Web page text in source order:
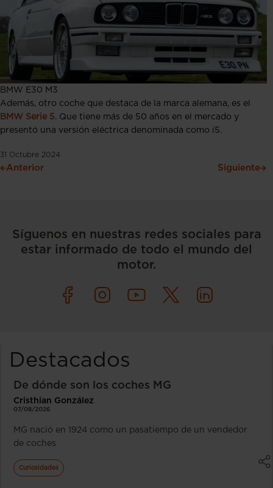
BMW E30 M3
Además, otro coche que destaca de la marca alemana, es el
BMW Serie 5. Que tiene más de 50 años en el mercado y
presentó una versión eléctrica denominada como i5.
31 Octubre 2024
Anterior Siguiente
Síguenos en nuestras redes sociales para
estar informado de todo el mundo del
motor.
Destacados
De dónde son los coches MG
Cristhian González
07/08/2026
MG nació en 1924 como un pasatiempo de un vendedor
de coches
Curiosidades